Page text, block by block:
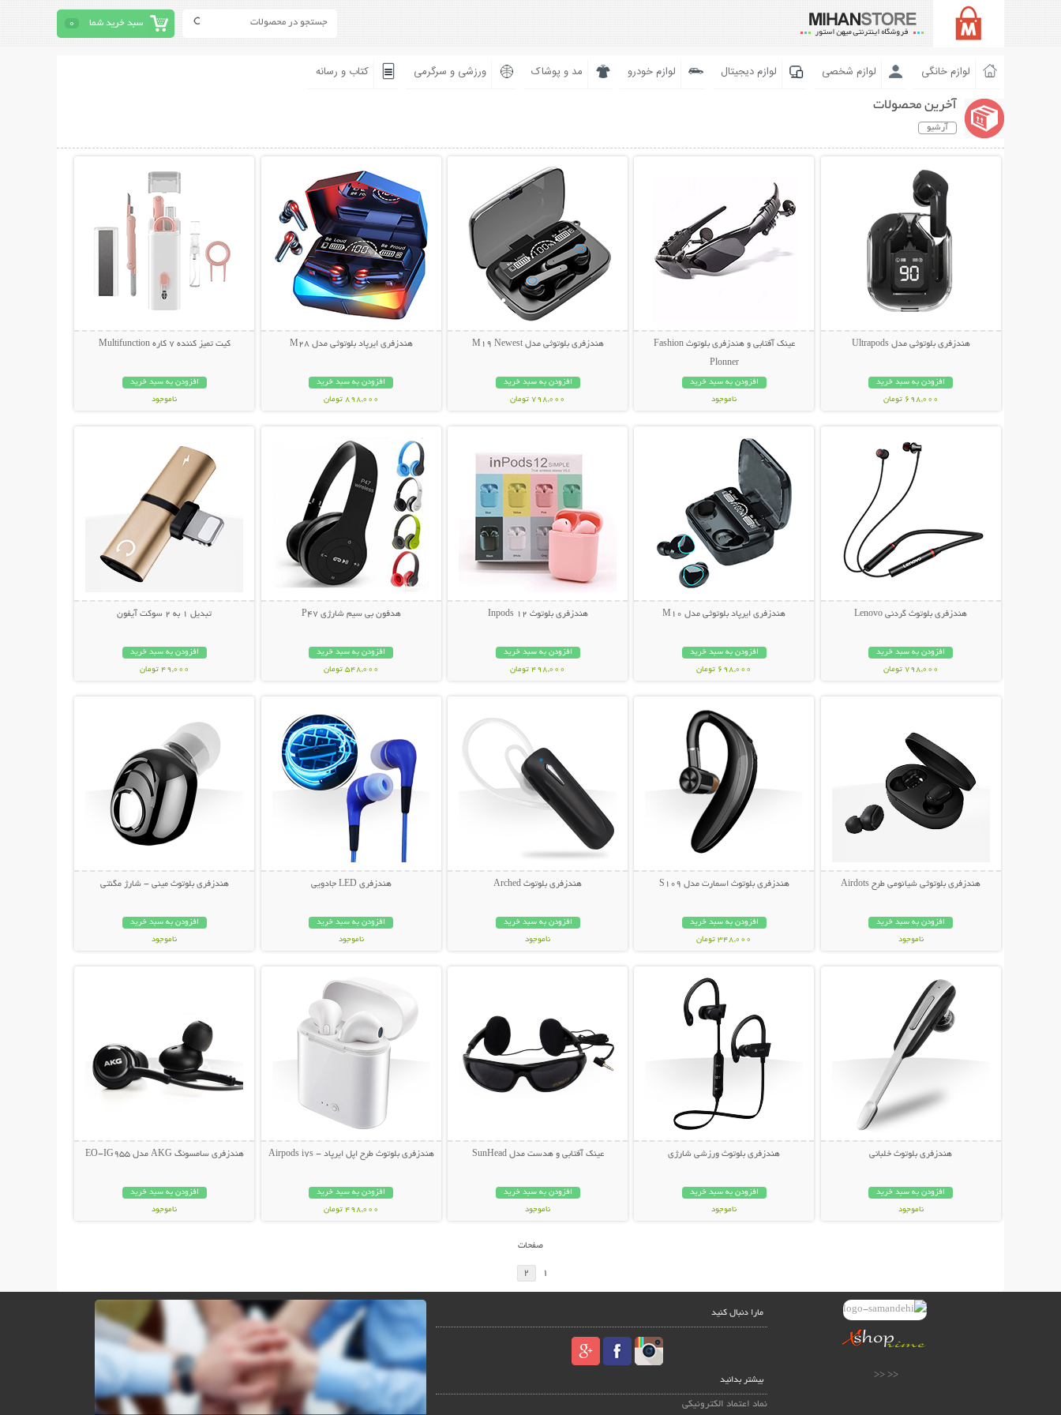
سبد خرید شما 0
لوازم خانگی لوازم شخصی لوازم دیجیتال لوازم خودرو مد و پوشاک ورزشی و سرگرمی کتاب و رسانه
آخرین محصولات
آرشیو
هندزفری بلوتوثی مدل Ultrapods
افزودن به سبد خرید
698,000 تومان
عینک آفتابی و هندزفری بلوتوث Fashion
Plonner
افزودن به سبد خرید
ناموجود
هندزفری بلوتوثی مدل M19 Newest
افزودن به سبد خرید
798,000 تومان
هندزفری ایرپاد بلوتوثی مدل M28
افزودن به سبد خرید
898,000 تومان
کیت تمیز کننده 7 کاره Multifunction
افزودن به سبد خرید
ناموجود
هندزفری بلوتوث گردنی Lenovo
افزودن به سبد خرید
798,000 تومان
هندزفری ایرپاد بلوتوثی مدل M10
افزودن به سبد خرید
698,000 تومان
هندزفری بلوتوث Inpods 12
افزودن به سبد خرید
498,000 تومان
هدفون بی سیم شارژی P47
افزودن به سبد خرید
548,000 تومان
تبدیل 1 به 2 سوکت آیفون
افزودن به سبد خرید
49,000 تومان
هندزفری بلوتوثی شیائومی طرح Airdots
افزودن به سبد خرید
ناموجود
هندزفری بلوتوث اسمارت مدل S109
افزودن به سبد خرید
348,000 تومان
هندزفری بلوتوث Arched
افزودن به سبد خرید
ناموجود
هندزفری LED جادویی
افزودن به سبد خرید
ناموجود
هندزفری بلوتوث مینی - شارژ مگنتی
افزودن به سبد خرید
ناموجود
هندزفری بلوتوث خلبانی
افزودن به سبد خرید
ناموجود
هندزفری بلوتوث ورزشی شارژی
افزودن به سبد خرید
ناموجود
عینک آفتابی و هدست مدل SunHead
افزودن به سبد خرید
ناموجود
هندزفری بلوتوث طرح اپل ایرپاد - Airpods i7s
افزودن به سبد خرید
498,000 تومان
هندزفری سامسونگ AKG مدل EO-IG955
افزودن به سبد خرید
ناموجود
صفحات
1
2
<< <<
مارا دنبال کنید
بیشتر بدانید
نماد اعتماد الکترونیکی